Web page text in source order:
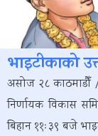
भाइटीकाको
असोज २८ काठमाडौँ
निर्णायक विकास
बिहान ११ः३९ बजे